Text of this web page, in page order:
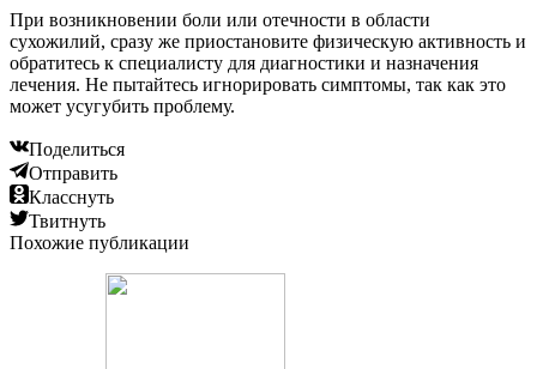
При возникновении боли или отечности в области
сухожилий, сразу же приостановите физическую активность и
обратитесь к специалисту для диагностики и назначения
лечения. Не пытайтесь игнорировать симптомы, так как это
может усугубить проблему.
Поделиться
Отправить
Класснуть
Твитнуть
Похожие публикации